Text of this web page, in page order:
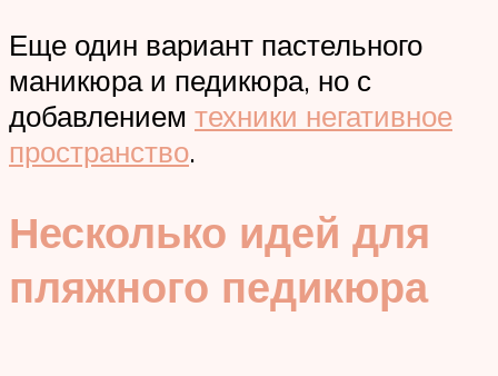
Еще один вариант пастельного
маникюра и педикюра, но с
добавлением техники негативное
пространство.
Несколько идей для
пляжного педикюра